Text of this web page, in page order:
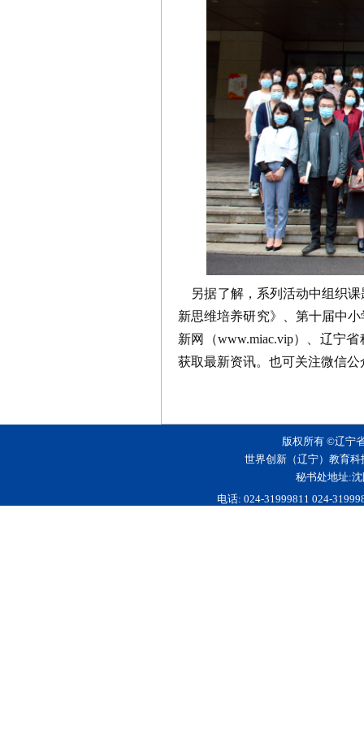
另据了解，系列活动中组织课
新思维培养研究》、第十届中
新网（www.miac.vip）、辽宁
获取最新资讯。也可关注微信
版权所有 ©辽宁
世界创新（辽宁）教育
秘书处地址:
电话: 024-31999811 024-